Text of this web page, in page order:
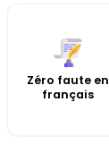
Zéro faute en
français